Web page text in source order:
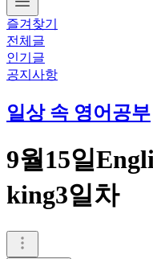
즐겨찾기
전체글
인기글
공지사항
일상 속 영어공부
9월15일
king3일차